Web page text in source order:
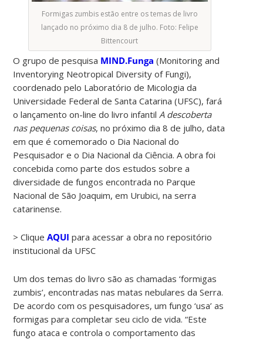
Formigas zumbis estão entre os temas de livro
lançado no próximo dia 8 de julho. Foto: Felipe
Bittencourt
O grupo de pesquisa MIND.Funga (Monitoring and
Inventorying Neotropical Diversity of Fungi),
coordenado pelo Laboratório de Micologia da
Universidade Federal de Santa Catarina (UFSC), fará
o lançamento on-line do livro infantil A descoberta
nas pequenas coisas, no próximo dia 8 de julho, data
em que é comemorado o Dia Nacional do
Pesquisador e o Dia Nacional da Ciência. A obra foi
concebida como parte dos estudos sobre a
diversidade de fungos encontrada no Parque
Nacional de São Joaquim, em Urubici, na serra
catarinense.
> CliqueAQUI para acessar a obra no repositório
institucional da UFSC
Um dos temas do livro são as chamadas ‘formigas
zumbis’, encontradas nas matas nebulares da Serra.
De acordo com os pesquisadores, um fungo ‘usa’ as
formigas para completar seu ciclo de vida. “Este
fungo ataca e controla o comportamento das